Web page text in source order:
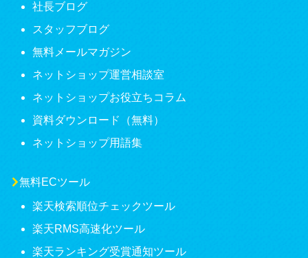
社長ブログ
スタッフブログ
無料メールマガジン
ネットショップ運営相談室
ネットショップお役立ちコラム
資料ダウンロード（無料）
ネットショップ用語集
無料ECツール
楽天検索順位チェックツール
楽天RMS高速化ツール
楽天ランキング受賞通知ツール